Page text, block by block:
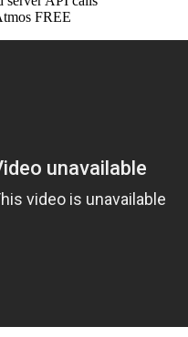
FREE